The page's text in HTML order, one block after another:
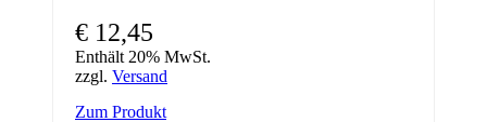
€ 12,45
Enthält 20% MwSt.
zzgl. Versand
Zum Produkt